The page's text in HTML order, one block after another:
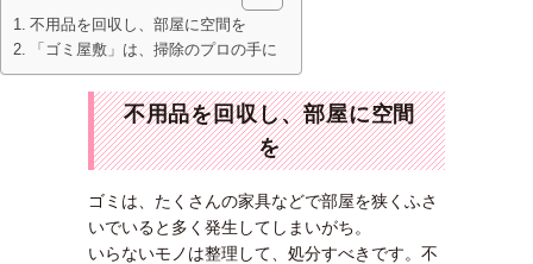
不用品を回収し、部屋に空間を
「ゴミ屋敷」は、掃除のプロの手に
不用品を回収し、部屋に空間
を
ゴミは、たくさんの家具などで部屋を狭くふさ
いでいると多く発生してしまいがち。
いらないモノは整理して、処分すべきです。不